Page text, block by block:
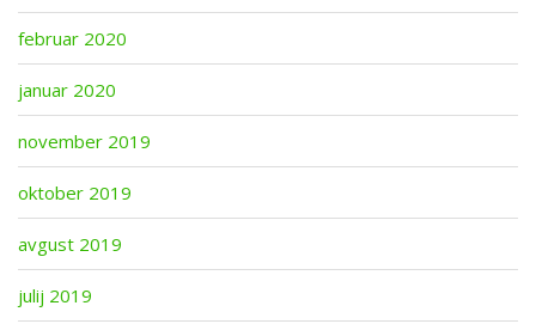
februar 2020
januar 2020
november 2019
oktober 2019
avgust 2019
julij 2019